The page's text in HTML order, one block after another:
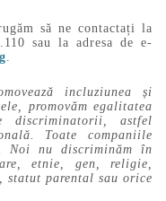
să ne contactați la
sau la adresa de e-
incluziunea și
promovăm egalitatea
discriminatorii, astfel
Toate companiile
Noi nu discriminăm în
etnie, gen, religie,
statut parental sau orice